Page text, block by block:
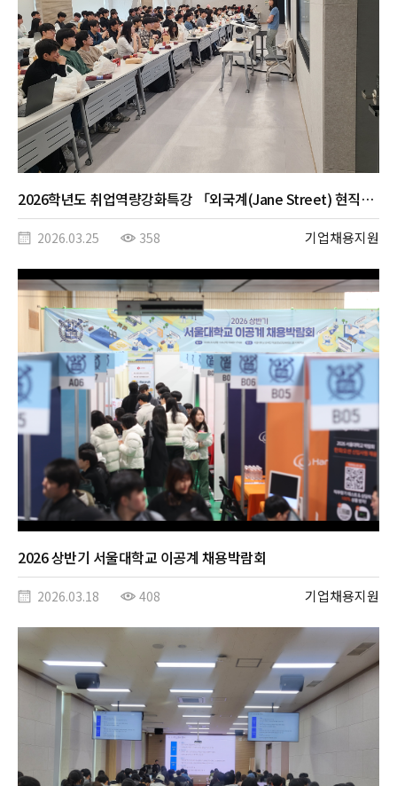
2026학년도 취업역량강화특강 「외국계(Jane Street) 현직자 특강」
2026.03.25 358 기업채용지원
2026 상반기 서울대학교 이공계 채용박람회
2026.03.18 408 기업채용지원